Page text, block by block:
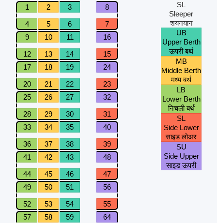
1
2 3 8
4 5 6
7
9
10 11 16
12 13 14
15
17
18 19 24
20 21 22
23
25
26 27 32
28 29 30
31
33
34 35 40
36 37 38
39
41
42 43 48
44 45 46
47
49
50 51 56
52 53 54
55
57
58 59 64
SL
Sleeper
शयनयान
UB
Upper Berth
ऊपरी बर्थ
MB
Middle Berth
मध्य बर्थ
LB
Lower Berth
निचली बर्थ
SL
Side Lower
साइड लोअर
SU
Side Upper
साइड ऊपरी